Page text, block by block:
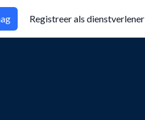
Registreer als dienstverlener